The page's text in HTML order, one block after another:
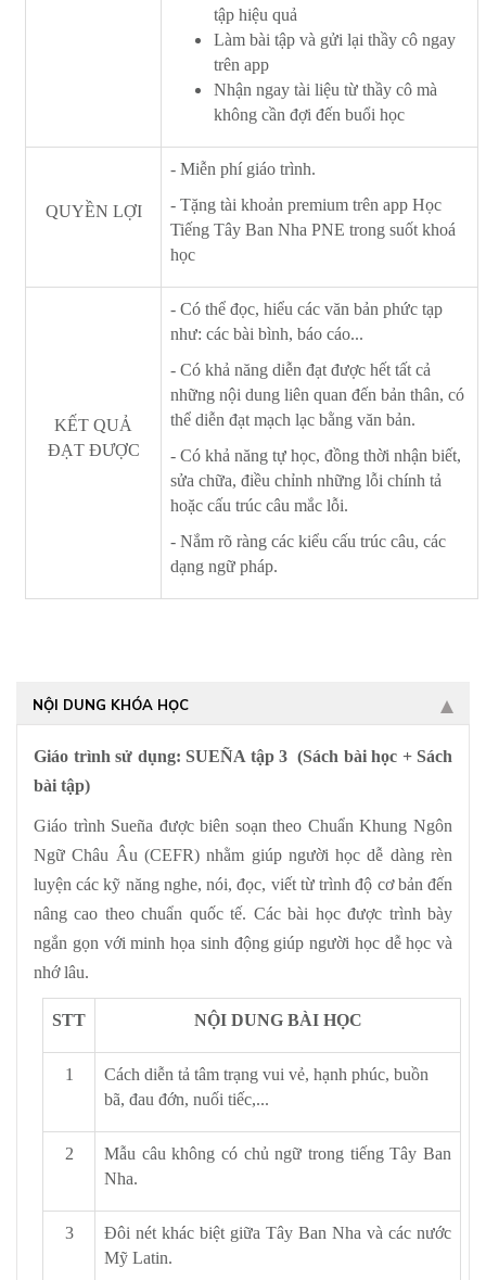
tập hiệu quả
Làm bài tập và gửi lại thầy cô ngay
trên app
Nhận ngay tài liệu từ thầy cô mà
không cần đợi đến buổi học
QUYỀN LỢI
- Miễn phí giáo trình.
- Tặng tài khoản premium trên app Học
Tiếng Tây Ban Nha PNE trong suốt khoá
học
KẾT QUẢ
ĐẠT ĐƯỢC
- Có thể đọc, hiểu các văn bản phức tạp
như: các bài bình, báo cáo...
- Có khả năng diễn đạt được hết tất cả
những nội dung liên quan đến bản thân, có
thể diễn đạt mạch lạc bằng văn bản.
- Có khả năng tự học, đồng thời nhận biết,
sửa chữa, điều chỉnh những lỗi chính tả
hoặc cấu trúc câu mắc lỗi.
- Nắm rõ ràng các kiểu cấu trúc câu, các
dạng ngữ pháp.
NỘI DUNG KHÓA HỌC
Giáo trình sử dụng: SUEÑA tập 3 (Sách bài học + Sách
bài tập)
Giáo trình Sueña được biên soạn theo Chuẩn Khung Ngôn
Ngữ Châu Âu (CEFR) nhằm giúp người học dễ dàng rèn
luyện các kỹ năng nghe, nói, đọc, viết từ trình độ cơ bản đến
nâng cao theo chuẩn quốc tế. Các bài học được trình bày
ngắn gọn với minh họa sinh động giúp người học dễ học và
nhớ lâu.
STT NỘI DUNG BÀI HỌC
1
Cách diễn tả tâm trạng vui vẻ, hạnh phúc, buồn
bã, đau đớn, nuối tiếc,...
2
Mẫu câu không có chủ ngữ trong tiếng Tây Ban
Nha.
3
Đôi nét khác biệt giữa Tây Ban Nha và các nước
Mỹ Latin.